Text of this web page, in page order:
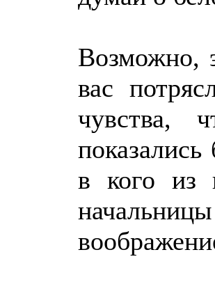
Возможно,
вас
чувства,
в кого из